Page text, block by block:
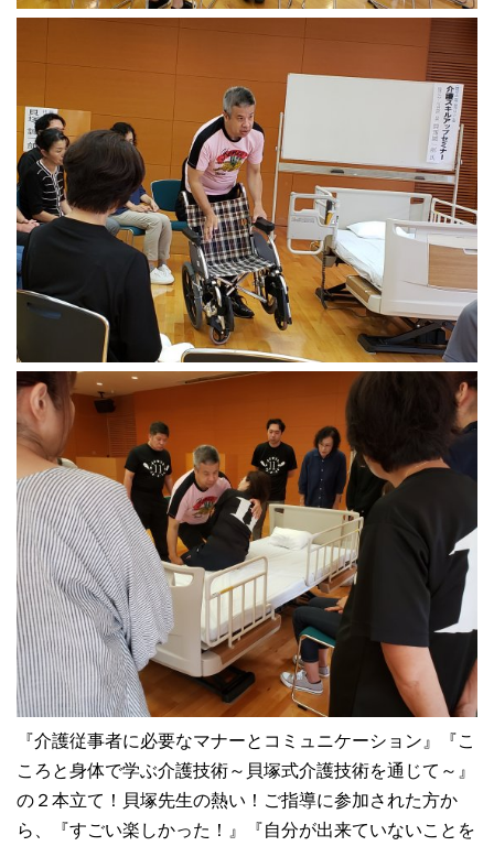
『介護従事者に必要なマナーとコミュニケーション』『こ
ころと身体で学ぶ介護技術～貝塚式介護技術を通じて～』
の２本立て！貝塚先生の熱い！ご指導に参加された方か
ら、『すごい楽しかった！』『自分が出来ていないことを